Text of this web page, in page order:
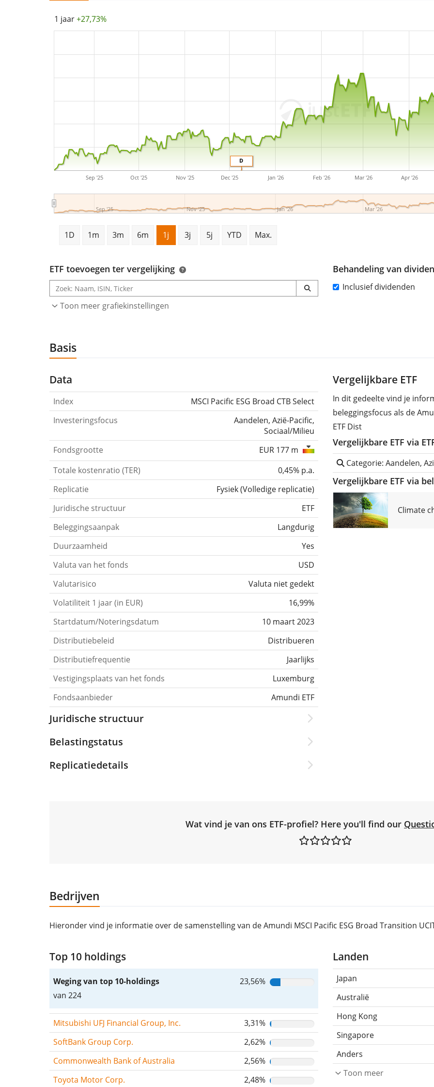
1 jaar+27,73%
D
Sep '25 Oct '25 Nov '25 Dec '25 Jan '26 Feb '26 Mar '26 Apr '26
Sep '25 Nov '25 Jan '26 Mar '26
1D 1m 3m 6m 1j 3j 5j YTD Max.
ETF toevoegen ter vergelijking Behandeling van
Inclusief dividenden
Toon meer grafiekinstellingen
Basis
Data
Index
MSCI Pacific ESG Broad CTB Select
Investeringsfocus
Aandelen, Azië-Pacific,
Sociaal/Milieu
Fondsgrootte
EUR 177 m
Totale kostenratio (TER)
0,45% p.a.
Replicatie
Fysiek(Volledige replicatie)
Juridische structuur
ETF
Beleggingsaanpak
Langdurig
Duurzaamheid
Yes
Valuta van het fonds
USD
Valutarisico
Valuta niet gedekt
Volatiliteit 1 jaar (in EUR)
16,99%
Startdatum/Noteringsdatum
10 maart 2023
Distributiebeleid
Distribueren
Distributiefrequentie
Jaarlijks
Vestigingsplaats van het fonds
Luxemburg
Fondsaanbieder
Amundi ETF
Juridische structuur
Belastingstatus
Replicatiedetails
Vergelijkbare ETF
In dit gedeelte vind je
beleggingsfocus als de
ETF Dist
Vergelijkbare ETF via
Categorie: Aandelen,
Vergelijkbare ETF via
Climate
Wat vind je van ons ETF-profiel? Here you'll find our
Bedrijven
Hieronder vind je informatie over de samenstelling van de Amundi MSCI Pacific ESG Broad Transition
Top 10 holdings
Weging van top 10-holdings
van 224
23,56%
Mitsubishi UFJ Financial Group, Inc.
3,31%
SoftBank Group Corp.
2,62%
Commonwealth Bank of Australia
2,56%
Toyota Motor Corp.
2,48%
Landen
Japan
Australië
Hong Kong
Singapore
Anders
Toon meer